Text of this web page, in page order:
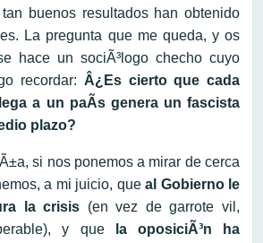
buenos resultados han obtenido
La pregunta que me queda, y os
hace un sociÃ³logo checho cuyo
recordar: Â¿Es cierto que cada
a un paÃ­s genera un fascista
plazo?
si nos ponemos a mirar de cerca
a mi juicio, queal Gobierno le
la crisis (en vez de garrote vil,
y que
la oposiciÃ³n ha